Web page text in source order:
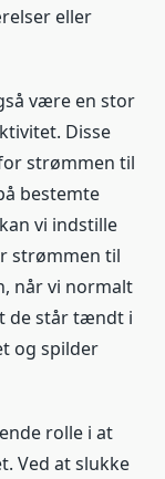
eller
være en stor
Disse
strømmen til
bestemte
vi indstille
strømmen til
når vi normalt
de står tændt i
og spilder
rolle i at
Ved at slukke